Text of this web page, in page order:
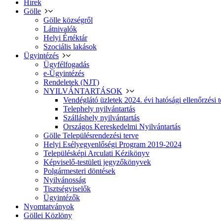
Hírek
Gölle
Gölle községről
Látnivalók
Helyi Értéktár
Szociális lakások
Ügyintézés
Ügyfélfogadás
e-Ügyintézés
Rendeletek (NJT)
NYILVÁNTARTÁSOK
Vendéglátó üzletek 2024. évi hatósági ellenőrzési
Telephely nyilvántartás
Szálláshely nyilvántartás
Országos Kereskedelmi Nyilvántartás
Gölle Településrendezési terve
Helyi Esélyegyenlőségi Program 2019-2024
Településképi Arculati Kézikönyv
Képviselő-testületi jegyzőkönyvek
Polgármesteri döntések
Nyilvánosság
Tisztségviselők
Ügyintézők
Nyomtatványok
Göllei Közlöny